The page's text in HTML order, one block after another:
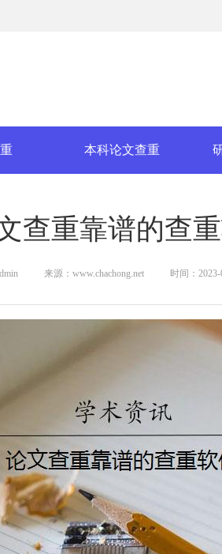
本科论文查重
查重靠谱的查
来源：www.chachong.net 时间：2023-